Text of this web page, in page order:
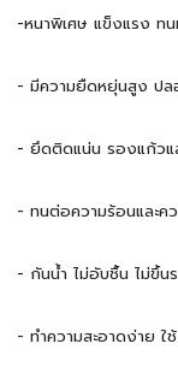
-หนาพิเศษ แข็งแรง ทน
- มีความยืดหยุ่นสูง ปล
- ยึดติดแน่น รองแก้วแ
- ทนต่อความร้อนและค
- กันน้ำ ไม่อับชื้น ไม่ขึ้น
- ทำความสะอาดง่าย ใ